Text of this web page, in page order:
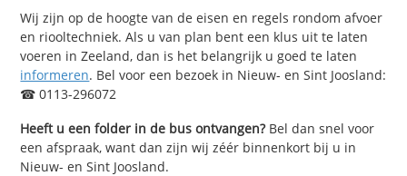
Wij zijn op de hoogte van de eisen en regels rondom afvoer
en riooltechniek. Als u van plan bent een klus uit te laten
voeren in Zeeland, dan is het belangrijk u goed te laten
informeren. Bel voor een bezoek in Nieuw- en Sint Joosland:
☎ 0113-296072
Heeft u een folder in de bus ontvangen?Bel dan snel voor
een afspraak, want dan zijn wij zéér binnenkort bij u in
Nieuw- en Sint Joosland.